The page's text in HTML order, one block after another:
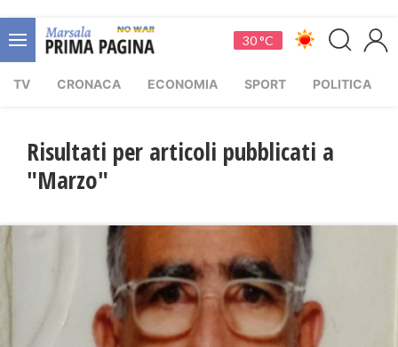
30 °C
TV CRONACA ECONOMIA SPORT POLITICA
Risultati per articoli pubblicati a
"Marzo"